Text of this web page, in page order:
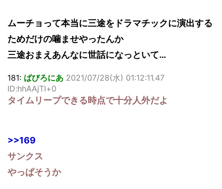
ムーチョって本当に三途をドラマチックに演出する
ためだけの噛ませやったんか
三途おまえあんなに世話になっといて…
181: ばびろにあ 2021/07/28(水) 01:12:11.47
ID:hhAAjTl+0
タイムリープできる時点で十分人外だよ
>>169
サンクス
やっぱそうか